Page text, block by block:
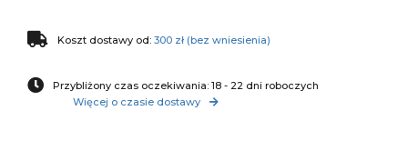
Koszt dostawy od: 300 zł (bez wniesienia)
Przybliżony czas oczekiwania: 18 - 22 dni roboczych
Więcej o czasie dostawy